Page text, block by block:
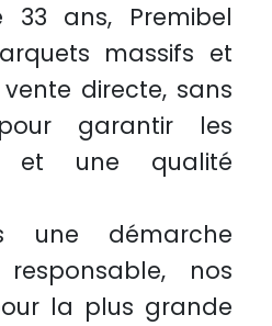
33 ans, Premibel
massifs et
vente directe, sans
garantir les
une qualité
une démarche
, nos
la plus grande